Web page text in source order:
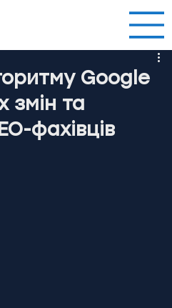
Google
змін та
фахівців